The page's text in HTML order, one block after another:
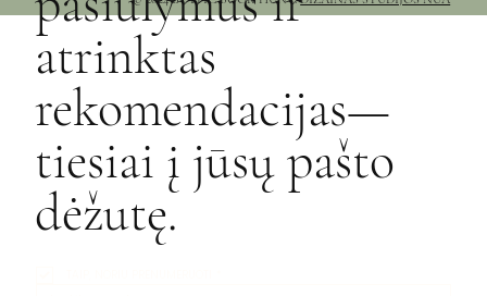
atrinktas
rekomendacijas—
tiesiai į jūsų pašto
dėžutę.